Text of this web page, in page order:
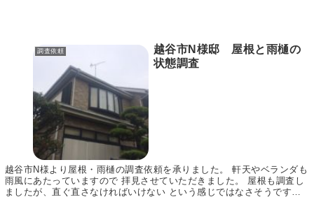
調査依頼
越谷市N様邸 屋根と雨樋の
状態調査
越谷市N様より屋根・雨樋の調査依頼を承りました。 軒天やベランダも
雨風にあたっていますので 拝見させていただきました。 屋根も調査し
ましたが、直ぐ直さなければいけない という感じではなさそうです